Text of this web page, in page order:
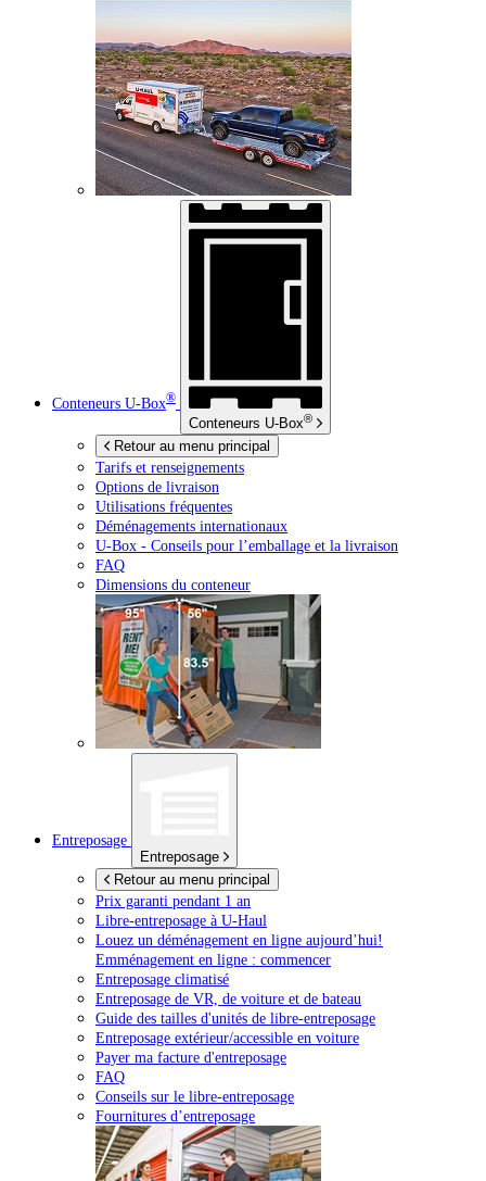
Conteneurs U-Box®
Conteneurs U-Box®
Retour au menu principal
Tarifs et renseignements
Options de livraison
Utilisations fréquentes
Déménagements internationaux
U-Box - Conseils pour l’emballage et la livraison
FAQ
Dimensions du conteneur
Entreposage
Entreposage
Retour au menu principal
Prix garanti pendant 1 an
Libre-entreposage à U-Haul
Louez un déménagement en ligne aujourd’hui!
Emménagement en ligne : commencer
Entreposage climatisé
Entreposage de VR, de voiture et de bateau
Guide des tailles d'unités de libre-entreposage
Entreposage extérieur/accessible en voiture
Payer ma facture d'entreposage
FAQ
Conseils sur le libre-entreposage
Fournitures d’entreposage